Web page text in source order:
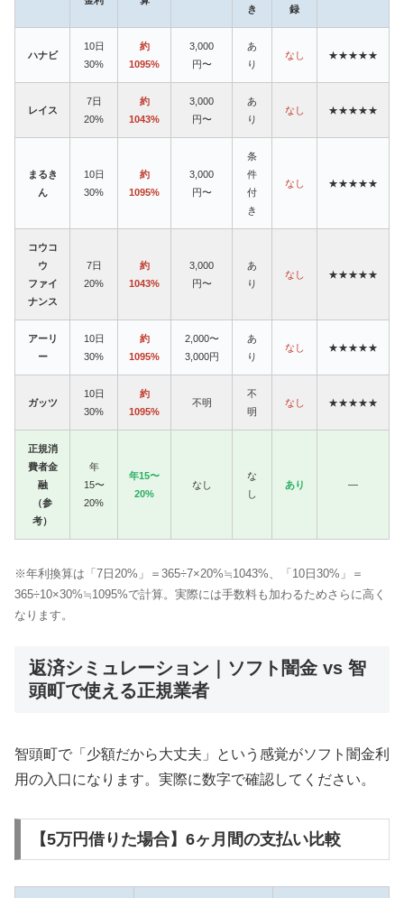
き
録
ハナビ
10日
30%
約
1095%
3,000
円〜
あ
り
なし ★★★★★
レイス
7日
20%
約
1043%
3,000
円〜
あ
り
なし ★★★★★
まるき
ん
10日
30%
約
1095%
3,000
円〜
条
件
付
き
なし ★★★★★
コウコ
ウ
ファイ
ナンス
7日
20%
約
1043%
3,000
円〜
あ
り
なし ★★★★★
アーリ
ー
10日
30%
約
1095%
2,000〜
3,000円
あ
り
なし ★★★★★
ガッツ
10日
30%
約
1095%
不明
不
明
なし ★★★★★
正規消
費者金
融
（参
考）
年
15〜
20%
年15〜
20%
なし
な
し
あり —
※年利換算は「7日20%」＝365÷7×20%≒1043%、「10日30%」＝
365÷10×30%≒1095%で計算。実際には手数料も加わるためさらに高く
なります。
返済シミュレーション｜ソフト闇金 vs 智
頭町で使える正規業者
智頭町で「少額だから大丈夫」という感覚がソフト闇金利
用の入口になります。実際に数字で確認してください。
【5万円借りた場合】6ヶ月間の支払い比較